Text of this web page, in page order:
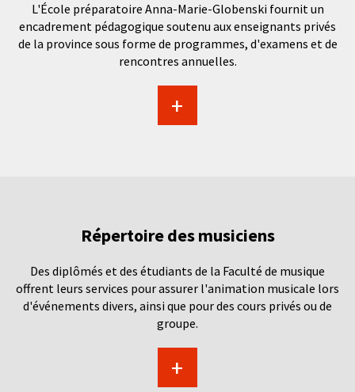
L'École préparatoire Anna-Marie-Globenski fournit un
encadrement pédagogique soutenu aux enseignants privés
de la province sous forme de programmes, d'examens et de
rencontres annuelles.
+
Répertoire des musiciens
Des diplômés et des étudiants de la Faculté de musique
offrent leurs services pour assurer l'animation musicale lors
d'événements divers, ainsi que pour des cours privés ou de
groupe.
+